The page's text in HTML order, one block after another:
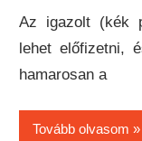
Az igazolt (kék
lehet előfizetni,
hamarosan a
Tovább olvasom